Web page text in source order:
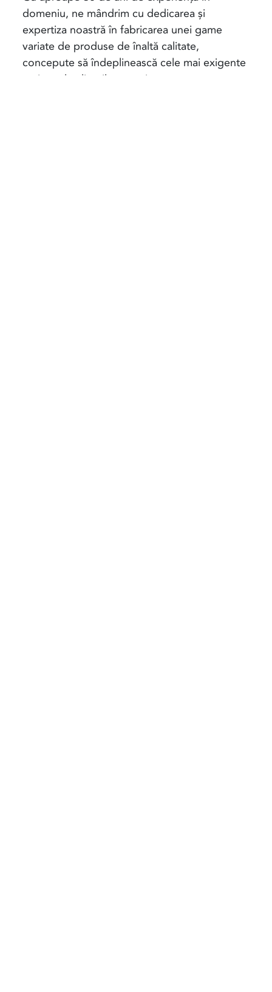
domeniu, ne mândrim cu dedicarea și
expertiza noastră în fabricarea unei game
variate de produse de înaltă calitate,
concepute să îndeplinească cele mai exigente
cerințe ale clienților noștri.